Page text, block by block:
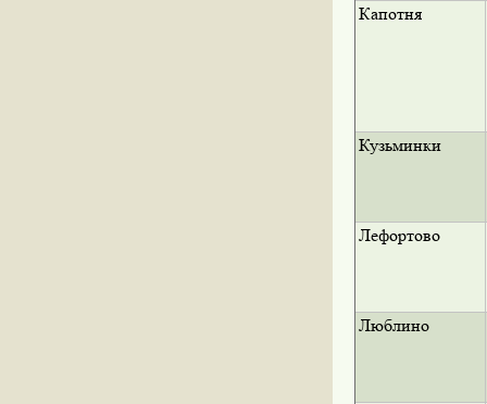
Капотня
Кузьминки
Лефортово
Люблино